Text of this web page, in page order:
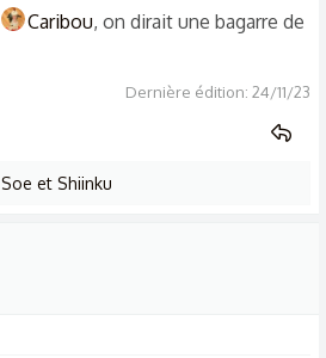
Caribou, on dirait une bagarre de
Dernière édition: 24/11/23
Soe et Shiinku